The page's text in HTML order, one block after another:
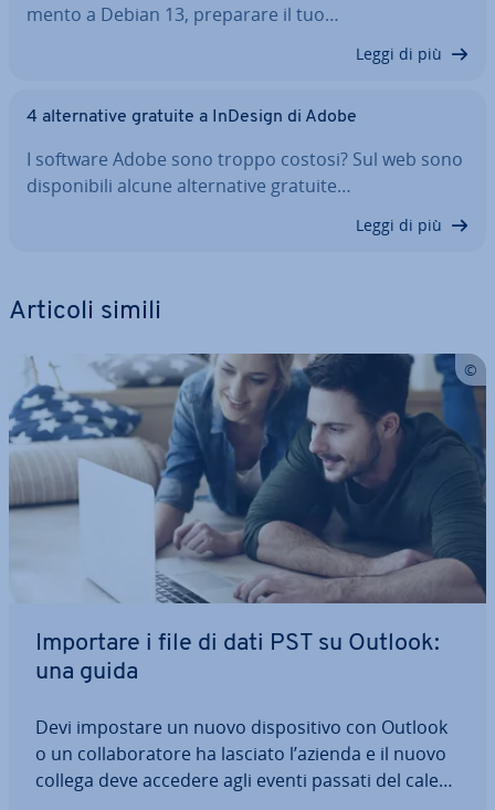
men­to a Debian 13, preparare il tuo…
Leggi di più
4 al­ter­na­ti­ve gratuite a InDesign di Adobe
I software Adobe sono troppo costosi? Sul web sono
di­spo­ni­bi­li alcune al­ter­na­ti­ve gratuite…
Leggi di più
Articoli simili
Importare i file di dati PST su Outlook:
una guida
Devi impostare un nuovo di­spo­si­ti­vo con Outlook
o un col­la­bo­ra­to­re ha lasciato l’azienda e il nuovo
collega deve accedere agli eventi passati del ca­len­